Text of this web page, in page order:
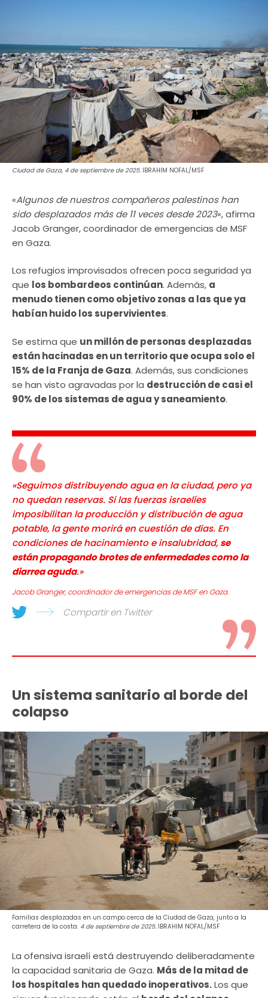
Ciudad de Gaza, 4 de septiembre de 2025. IBRAHIM NOFAL/MSF
«Algunos de nuestros compañeros palestinos han
sido desplazados más de 11 veces desde 2023«, afirma
Jacob Granger, coordinador de emergencias de MSF
en Gaza.
Los refugios improvisados ofrecen poca seguridad ya
que los bombardeos continúan. Además, a
menudo tienen como objetivo zonas a las que ya
habían huido los supervivientes.
Se estima que un millón de personas desplazadas
están hacinadas en un territorio que ocupa solo el
15% de la Franja de Gaza. Además, sus condiciones
se han visto agravadas por la destrucción de casi el
90% de los sistemas de agua y saneamiento.
«Seguimos distribuyendo agua en la ciudad, pero ya
no quedan reservas. Si las fuerzas israelíes
imposibilitan la producción y distribución de agua
potable, la gente morirá en cuestión de días. En
condiciones de hacinamiento e insalubridad,se
están propagando brotes de enfermedades como la
diarrea aguda.»
Jacob Granger, coordinador de emergencias de MSF en Gaza.
Compartir en Twitter
Un sistema sanitario al borde del
colapso
Familias desplazadas en un campo cerca de la Ciudad de Gaza, junto a la
carretera de la costa. 4 de septiembre de 2025. IBRAHIM NOFAL/MSF
La ofensiva israelí está destruyendo deliberadamente
la capacidad sanitaria de Gaza. Más de la mitad de
los hospitales han quedado inoperativos.Los que